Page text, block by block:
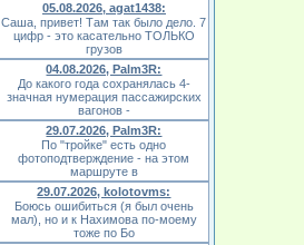
05.08.2026, agat1438:
Саша, привет! Там так было дело. 7
цифр - это касательно ТОЛЬКО
грузов
04.08.2026, Palm3R:
До какого года сохранялась 4-
значная нумерация пассажирских
вагонов -
29.07.2026, Palm3R:
По "тройке" есть одно
фотоподтверждение - на этом
маршруте в
29.07.2026, kolotovms:
Боюсь ошибиться (я был очень
мал), но и к Нахимова по-моему
тоже по Бо